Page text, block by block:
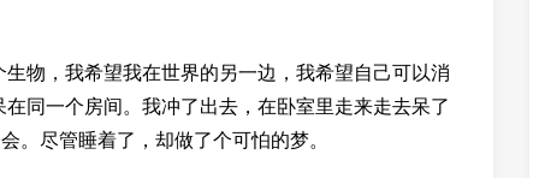
物，我希望我在世界的另一边，我希望自己可以消
同一个房间。我冲了出去，在卧室里走来走去呆了
。尽管睡着了，却做了个可怕的梦。